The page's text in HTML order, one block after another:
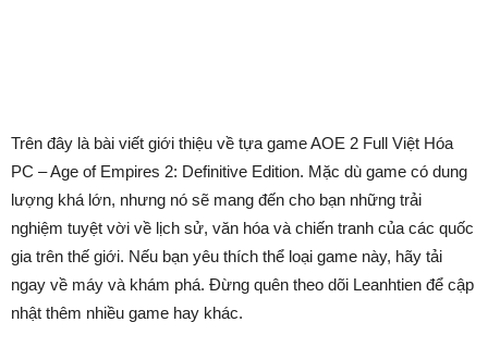
Trên đây là bài viết giới thiệu về tựa game AOE 2 Full Việt Hóa
PC – Age of Empires 2: Definitive Edition. Mặc dù game có dung
lượng khá lớn, nhưng nó sẽ mang đến cho bạn những trải
nghiệm tuyệt vời về lịch sử, văn hóa và chiến tranh của các quốc
gia trên thế giới. Nếu bạn yêu thích thể loại game này, hãy tải
ngay về máy và khám phá. Đừng quên theo dõi Leanhtien để cập
nhật thêm nhiều game hay khác.